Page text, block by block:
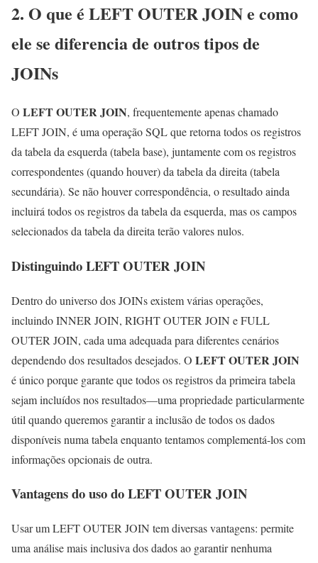
2. O que é LEFT OUTER JOIN e como
ele se diferencia de outros tipos de
JOINs
O LEFT OUTER JOIN, frequentemente apenas chamado
LEFT JOIN, é uma operação SQL que retorna todos os registros
da tabela da esquerda (tabela base), juntamente com os registros
correspondentes (quando houver) da tabela da direita (tabela
secundária). Se não houver correspondência, o resultado ainda
incluirá todos os registros da tabela da esquerda, mas os campos
selecionados da tabela da direita terão valores nulos.
Distinguindo LEFT OUTER JOIN
Dentro do universo dos JOINs existem várias operações,
incluindo INNER JOIN, RIGHT OUTER JOIN e FULL
OUTER JOIN, cada uma adequada para diferentes cenários
dependendo dos resultados desejados. O LEFT OUTER JOIN
é único porque garante que todos os registros da primeira tabela
sejam incluídos nos resultados—uma propriedade particularmente
útil quando queremos garantir a inclusão de todos os dados
disponíveis numa tabela enquanto tentamos complementá-los com
informações opcionais de outra.
Vantagens do uso do LEFT OUTER JOIN
Usar um LEFT OUTER JOIN tem diversas vantagens: permite
uma análise mais inclusiva dos dados ao garantir nenhuma